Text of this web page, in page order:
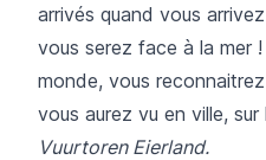
arrivés quand vous
vous serez face à la mer
monde, vous
vous aurez vu en ville,
Vuurtoren Eierland.